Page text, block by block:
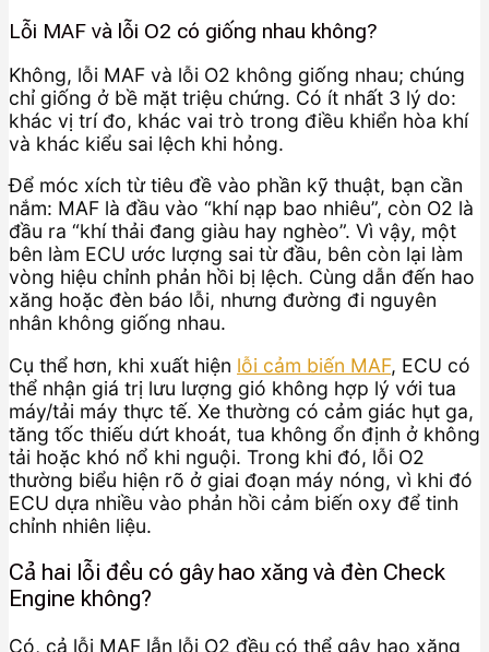
Lỗi MAF và lỗi O2 có giống nhau không?
Không, lỗi MAF và lỗi O2 không giống nhau; chúng
chỉ giống ở bề mặt triệu chứng. Có ít nhất 3 lý do:
khác vị trí đo, khác vai trò trong điều khiển hòa khí
và khác kiểu sai lệch khi hỏng.
Để móc xích từ tiêu đề vào phần kỹ thuật, bạn cần
nắm: MAF là đầu vào “khí nạp bao nhiêu”, còn O2 là
đầu ra “khí thải đang giàu hay nghèo”. Vì vậy, một
bên làm ECU ước lượng sai từ đầu, bên còn lại làm
vòng hiệu chỉnh phản hồi bị lệch. Cùng dẫn đến hao
xăng hoặc đèn báo lỗi, nhưng đường đi nguyên
nhân không giống nhau.
Cụ thể hơn, khi xuất hiện lỗi cảm biến MAF, ECU có
thể nhận giá trị lưu lượng gió không hợp lý với tua
máy/tải máy thực tế. Xe thường có cảm giác hụt ga,
tăng tốc thiếu dứt khoát, tua không ổn định ở không
tải hoặc khó nổ khi nguội. Trong khi đó, lỗi O2
thường biểu hiện rõ ở giai đoạn máy nóng, vì khi đó
ECU dựa nhiều vào phản hồi cảm biến oxy để tinh
chỉnh nhiên liệu.
Cả hai lỗi đều có gây hao xăng và đèn Check
Engine không?
Có, cả lỗi MAF lẫn lỗi O2 đều có thể gây hao xăng